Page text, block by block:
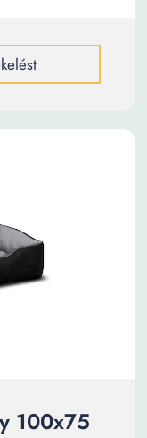
100x75